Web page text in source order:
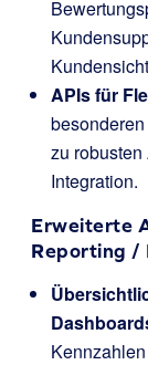
APIs für
zu
Integration.
Erweiterte
Reporting /